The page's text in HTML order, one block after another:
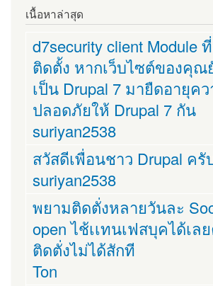
เนื้อหาล่าสุด
d7security client Module
ติดตั้ง หากเว็บไซต์ของคุณ
เป็น Drupal 7 มายืดอายุค
ปลอดภัยให้ Drupal 7 กัน
suriyan2538
สวัสดีเพื่อนชาว Drupal ครั
suriyan2538
พยามติดตั่งหลายวันละ
open ไช้เเทนเฟสบุคได้เล
ติดตั่งไม่ได้สักที
Ton